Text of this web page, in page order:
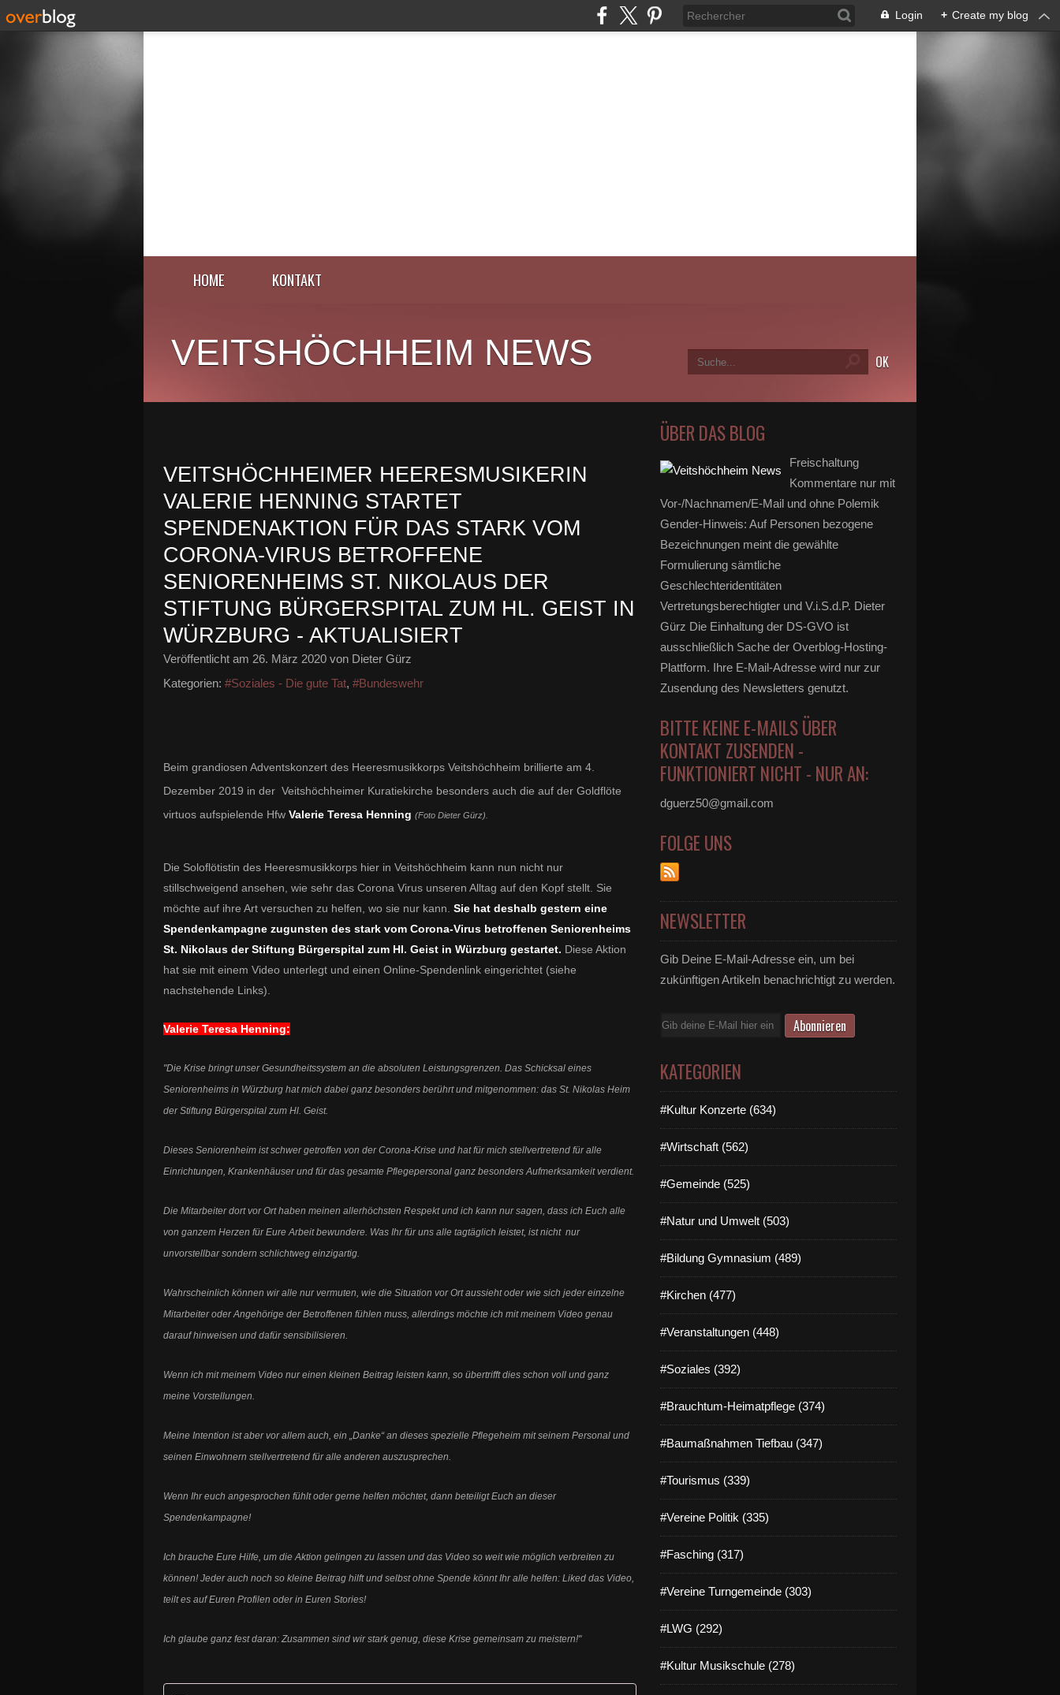
Login + Create my blog
HOME KONTAKT
VEITSHÖCHHEIM NEWS
VEITSHÖCHHEIMER HEERESMUSIKERIN
VALERIE HENNING STARTET
SPENDENAKTION FÜR DAS STARK VOM
CORONA-VIRUS BETROFFENE
SENIORENHEIMS ST. NIKOLAUS DER
STIFTUNG BÜRGERSPITAL ZUM HL. GEIST IN
WÜRZBURG - AKTUALISIERT
Veröffentlicht am 26. März 2020 von Dieter Gürz
Kategorien: #Soziales - Die gute Tat, #Bundeswehr
Beim grandiosen Adventskonzert des Heeresmusikkorps Veitshöchheim brillierte am 4.
Dezember 2019 in der Veitshöchheimer Kuratiekirche besonders auch die auf der Goldflöte
virtuos aufspielende Hfw Valerie Teresa Henning (Foto Dieter Gürz).
Die Soloflötistin des Heeresmusikkorps hier in Veitshöchheim kann nun nicht nur
stillschweigend ansehen, wie sehr das Corona Virus unseren Alltag auf den Kopf stellt. Sie
möchte auf ihre Art versuchen zu helfen, wo sie nur kann. Sie hat deshalb gestern eine
Spendenkampagne zugunsten des stark vom Corona-Virus betroffenen Seniorenheims
St. Nikolaus der Stiftung Bürgerspital zum Hl. Geist in Würzburg gestartet. Diese Aktion
hat sie mit einem Video unterlegt und einen Online-Spendenlink eingerichtet (siehe
nachstehende Links).
Valerie Teresa Henning:
"Die Krise bringt unser Gesundheitssystem an die absoluten Leistungsgrenzen. Das Schicksal eines
Seniorenheims in Würzburg hat mich dabei ganz besonders berührt und mitgenommen: das St. Nikolas Heim
der Stiftung Bürgerspital zum Hl. Geist.
Dieses Seniorenheim ist schwer getroffen von der Corona-Krise und hat für mich stellvertretend für alle
Einrichtungen, Krankenhäuser und für das gesamte Pflegepersonal ganz besonders Aufmerksamkeit verdient.
Die Mitarbeiter dort vor Ort haben meinen allerhöchsten Respekt und ich kann nur sagen, dass ich Euch alle
von ganzem Herzen für Eure Arbeit bewundere. Was Ihr für uns alle tagtäglich leistet, ist nicht nur
unvorstellbar sondern schlichtweg einzigartig.
Wahrscheinlich können wir alle nur vermuten, wie die Situation vor Ort aussieht oder wie sich jeder einzelne
Mitarbeiter oder Angehörige der Betroffenen fühlen muss, allerdings möchte ich mit meinem Video genau
darauf hinweisen und dafür sensibilisieren.
Wenn ich mit meinem Video nur einen kleinen Beitrag leisten kann, so übertrifft dies schon voll und ganz
meine Vorstellungen.
Meine Intention ist aber vor allem auch, ein „Danke“ an dieses spezielle Pflegeheim mit seinem Personal und
seinen Einwohnern stellvertretend für alle anderen auszusprechen.
Wenn Ihr euch angesprochen fühlt oder gerne helfen möchtet, dann beteiligt Euch an dieser
Spendenkampagne!
Ich brauche Eure Hilfe, um die Aktion gelingen zu lassen und das Video so weit wie möglich verbreiten zu
können! Jeder auch noch so kleine Beitrag hilft und selbst ohne Spende könnt Ihr alle helfen: Liked das Video,
teilt es auf Euren Profilen oder in Euren Stories!
Ich glaube ganz fest daran: Zusammen sind wir stark genug, diese Krise gemeinsam zu meistern!"
ÜBER DAS BLOG
Freischaltung
Kommentare nur mit
Vor-/Nachnamen/E-Mail und ohne Polemik
Gender-Hinweis: Auf Personen bezogene
Bezeichnungen meint die gewählte
Formulierung sämtliche
Geschlechteridentitäten
Vertretungsberechtigter und V.i.S.d.P. Dieter
Gürz Die Einhaltung der DS-GVO ist
ausschließlich Sache der Overblog-Hosting-
Plattform. Ihre E-Mail-Adresse wird nur zur
Zusendung des Newsletters genutzt.
BITTE KEINE E-MAILS ÜBER
KONTAKT ZUSENDEN -
FUNKTIONIERT NICHT - NUR AN:
dguerz50@gmail.com
FOLGE UNS
NEWSLETTER
Gib Deine E-Mail-Adresse ein, um bei
zukünftigen Artikeln benachrichtigt zu werden.
E-
KATEGORIEN
#Kultur Konzerte (634)
#Wirtschaft (562)
#Gemeinde (525)
#Natur und Umwelt (503)
#Bildung Gymnasium (489)
#Kirchen (477)
#Veranstaltungen (448)
#Soziales (392)
#Brauchtum-Heimatpflege (374)
#Baumaßnahmen Tiefbau (347)
#Tourismus (339)
#Vereine Politik (335)
#Fasching (317)
#Vereine Turngemeinde (303)
#LWG (292)
#Kultur Musikschule (278)